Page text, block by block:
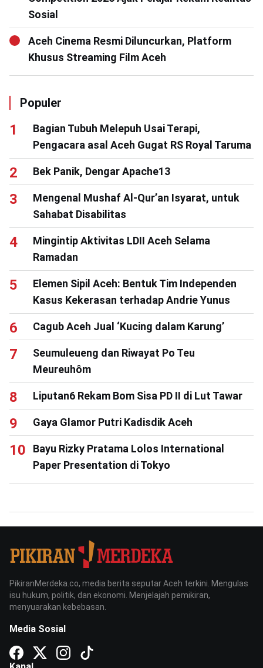
Sosial
Aceh Cinema Resmi Diluncurkan, Platform
Khusus Streaming Film Aceh
Populer
Bagian Tubuh Melepuh Usai Terapi,
Pengacara asal Aceh Gugat RS Royal Taruma
Bek Panik, Dengar Apache13
Mengenal Mushaf Al-Qur’an Isyarat, untuk
Sahabat Disabilitas
Mingintip Aktivitas LDII Aceh Selama
Ramadan
Elemen Sipil Aceh: Bentuk Tim Independen
Kasus Kekerasan terhadap Andrie Yunus
Cagub Aceh Jual ‘Kucing dalam Karung’
Seumuleueng dan Riwayat Po Teu
Meureuhôm
Liputan6 Rekam Bom Sisa PD II di Lut Tawar
Gaya Glamor Putri Kadisdik Aceh
Bayu Rizky Pratama Lolos International
Paper Presentation di Tokyo
PikiranMerdeka.co, media berita seputar Aceh terkini. Mengulas
isu hukum, politik, dan ekonomi. Menjelajah pemikiran,
menyuarakan kebebasan.
Media Sosial